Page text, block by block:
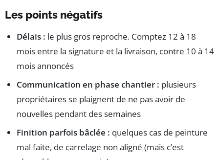
Les points négatifs
Délais : le plus gros reproche. Comptez 12 à 18
mois entre la signature et la livraison, contre 10 à 14
mois annoncés
Communication en phase chantier : plusieurs
propriétaires se plaignent de ne pas avoir de
nouvelles pendant des semaines
Finition parfois bâclée : quelques cas de peinture
mal faite, de carrelage non aligné (mais c’est